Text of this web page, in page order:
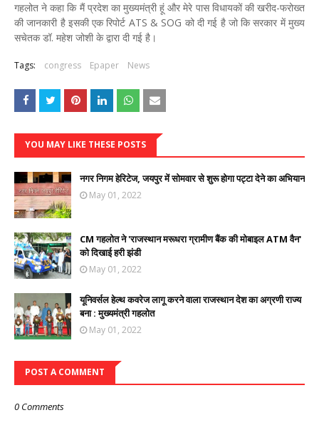
गहलोत ने कहा कि मैं प्रदेश का मुख्यमंत्री हूं और मेरे पास विधायकों की खरीद-फरोख्त
की जानकारी है इसकी एक रिपोर्ट ATS & SOG को दी गई है जो कि सरकार में मुख्य
सचेतक डॉ. महेश जोशी के द्वारा दी गई है।
Tags: congress Epaper News
YOU MAY LIKE THESE POSTS
नगर निगम हेरिटेज, जयपुर में सोमवार से शुरू होगा पट्टा देने का अभियान
May 01, 2022
CM गहलोत ने 'राजस्थान मरूधरा ग्रामीण बैंक की मोबाइल ATM वैन'
को दिखाई हरी झंडी
May 01, 2022
यूनिवर्सल हेल्थ कवरेज लागू करने वाला राजस्थान देश का अग्रणी राज्य
बना : मुख्यमंत्री गहलोत
May 01, 2022
POST A COMMENT
0 Comments